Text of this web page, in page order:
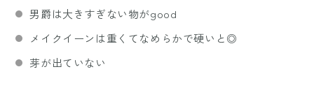
男爵は大きすぎない物がgood
メイクイーンは重くてなめらかで硬いと◎
芽が出ていない